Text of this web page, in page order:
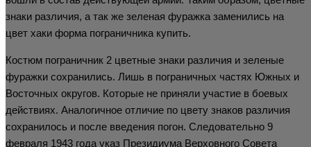
знаки различия, а так же зеленая фуражка заменились на
цвет хаки форма пограничника купить.
Костюм пограничник 2 цветные знаки различия и зеленые
фуражки сохранились. Лишь в пограничных частях Южных и
Восточных округов. Которые не приняли участие в боевых
действиях. Аналогичное отличие по цвету знаков различия
сохранилось и после введения погон. Следовательно 9
февраля 1943 года указ Президиума Верховного Совета